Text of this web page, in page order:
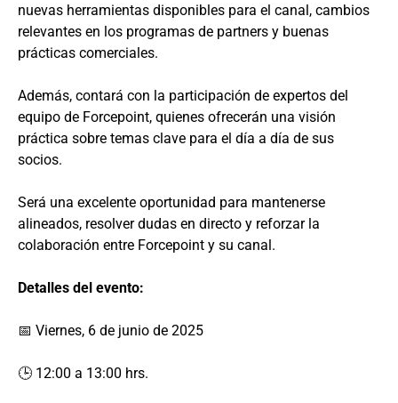
nuevas herramientas disponibles para el canal, cambios
relevantes en los programas de partners y buenas
prácticas comerciales.
Además, contará con la participación de expertos del
equipo de Forcepoint, quienes ofrecerán una visión
práctica sobre temas clave para el día a día de sus
socios.
Será una excelente oportunidad para mantenerse
alineados, resolver dudas en directo y reforzar la
colaboración entre Forcepoint y su canal.
Detalles del evento:
📅 Viernes, 6 de junio de 2025
🕒 12:00 a 13:00 hrs.